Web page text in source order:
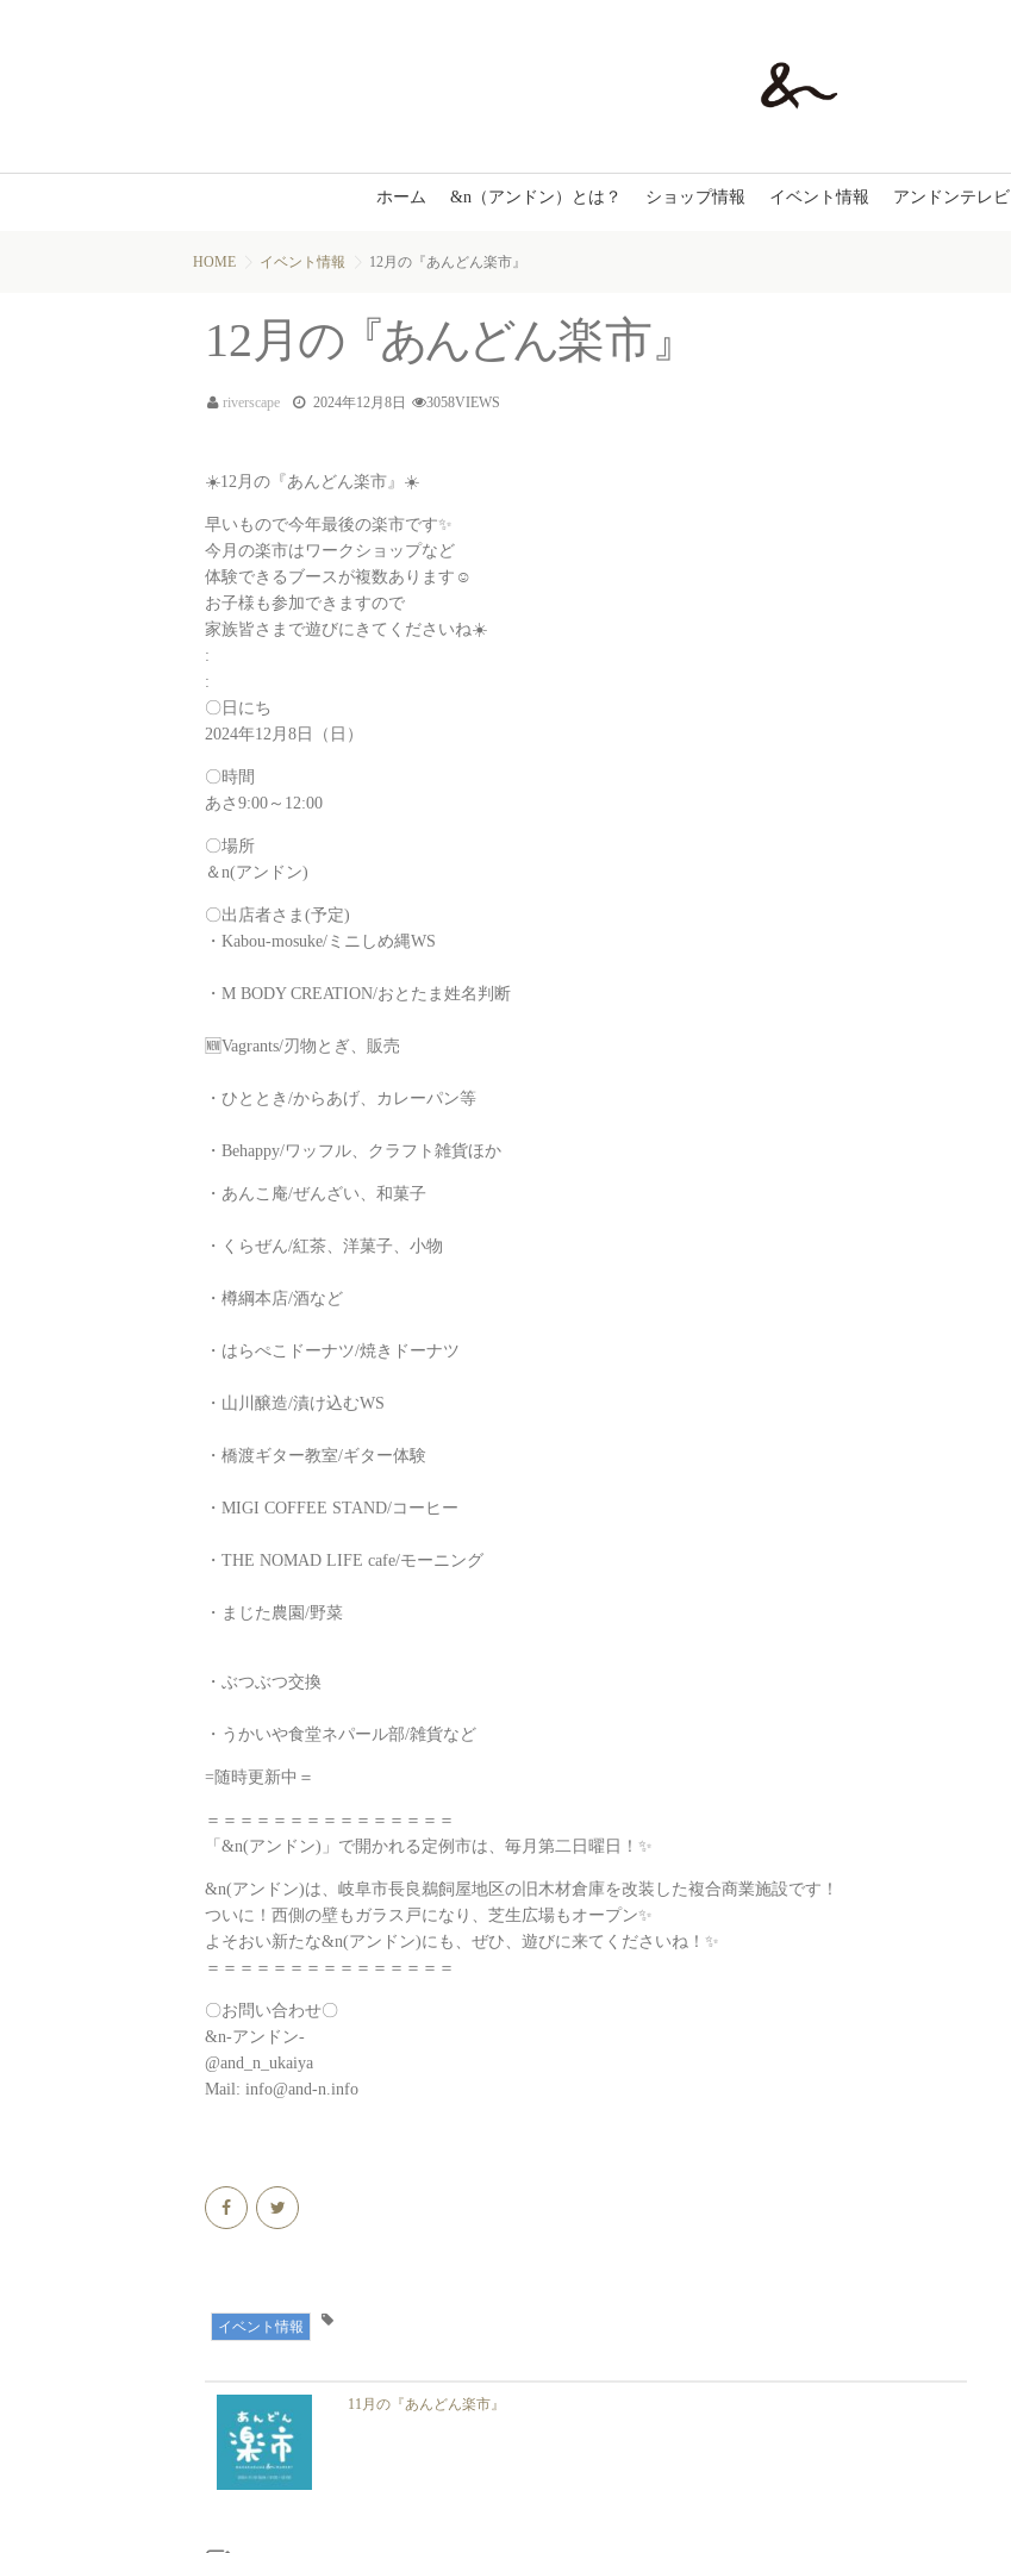
ホーム &n（アンドン）とは？ ショップ情報 イベント情報 アンドンテレビ
HOME イベント情報 12月の『あんどん楽市』
12 月 の『あんどん楽市』
riverscape 2024年12月8日 3058VIEWS
☀️12月の『あんどん楽市』☀️
早いもので今年最後の楽市です✨
今月の楽市はワークショップなど
体験できるブースが複数あります☺️
お子様も参加できますので
家族皆さまで遊びにきてくださいね☀️
:
:
〇日にち
2024年12月8日（日）
〇時間
あさ9:00～12:00
〇場所
＆n(アンドン)
〇出店者さま(予定)
・Kabou-mosuke/ミニしめ縄WS
・M BODY CREATION/おとたま姓名判断
🆕Vagrants/刃物とぎ、販売
・ひととき/からあげ、カレーパン等
・Behappy/ワッフル、クラフト雑貨ほか
・あんこ庵/ぜんざい、和菓子
・くらぜん/紅茶、洋菓子、小物
・樽綱本店/酒など
・はらぺこドーナツ/焼きドーナツ
・山川醸造/漬け込むWS
・橋渡ギター教室/ギター体験
・MIGI COFFEE STAND/コーヒー
・THE NOMAD LIFE cafe/モーニング
・まじた農園/野菜
・ぶつぶつ交換
・うかいや食堂ネパール部/雑貨など
=随時更新中＝
＝＝＝＝＝＝＝＝＝＝＝＝＝＝＝
「&n(アンドン)」で開かれる定例市は、毎月第二日曜日！✨
&n(アンドン)は、岐阜市長良鵜飼屋地区の旧木材倉庫を改装した複合商業施設です！
ついに！西側の壁もガラス戸になり、芝生広場もオープン✨
よそおい新たな&n(アンドン)にも、ぜひ、遊びに来てくださいね！✨
＝＝＝＝＝＝＝＝＝＝＝＝＝＝＝
〇お問い合わせ〇
&n-アンドン-
@and_n_ukaiya
Mail: info@and-n.info
イベント情報
11月の『あんどん楽市』